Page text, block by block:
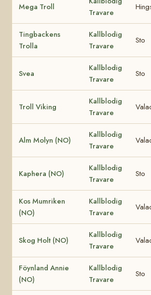
Mega Troll
Travare
Tingbackens
Trolla
Kallblodig
Travare
Sto
Svea
Kallblodig
Travare
Sto
Troll Viking
Kallblodig
Travare
Alm Molyn (NO)
Kallblodig
Travare
Kaphera (NO)
Kallblodig
Travare
Sto
Kos Mumriken
(NO)
Kallblodig
Travare
Skog Holt (NO)
Kallblodig
Travare
Föynland Annie
(NO)
Kallblodig
Travare
Sto